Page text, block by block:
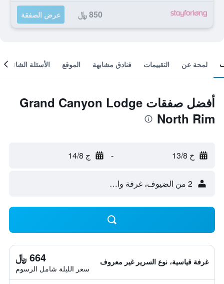
850 ﷼ عرض الصفقة
لمحة عن التقييمات فنادق مشابهة الموقع الأسئلة الشائعة
أفضل صفقات Grand Canyon Lodge
North Rim
خ 13/8 - ج 14/8
2 من الضيوف، غرفة واحدة
غرفة قياسية، نوع السرير غير معروف 664 ﷼
سعر الليلة شامل الرسوم